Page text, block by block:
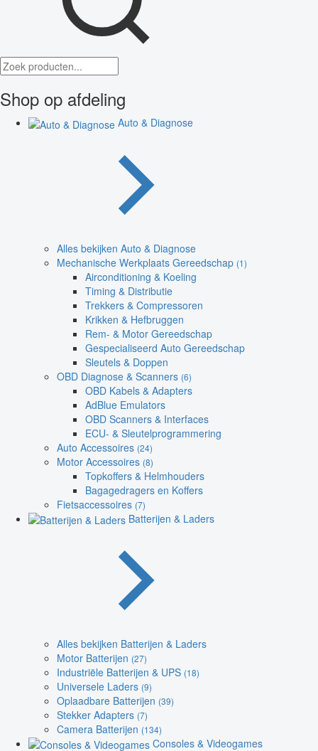
Shop op afdeling
Auto & Diagnose
Alles bekijken Auto & Diagnose
Mechanische Werkplaats Gereedschap (1)
Airconditioning & Koeling
Timing & Distributie
Trekkers & Compressoren
Krikken & Hefbruggen
Rem- & Motor Gereedschap
Gespecialiseerd Auto Gereedschap
Sleutels & Doppen
OBD Diagnose & Scanners (6)
OBD Kabels & Adapters
AdBlue Emulators
OBD Scanners & Interfaces
ECU- & Sleutelprogrammering
Auto Accessoires (24)
Motor Accessoires (8)
Topkoffers & Helmhouders
Bagagedragers en Koffers
Fietsaccessoires (7)
Batterijen & Laders
Alles bekijken Batterijen & Laders
Motor Batterijen (27)
Industriële Batterijen & UPS (18)
Universele Laders (9)
Oplaadbare Batterijen (39)
Stekker Adapters (7)
Camera Batterijen (134)
Consoles & Videogames